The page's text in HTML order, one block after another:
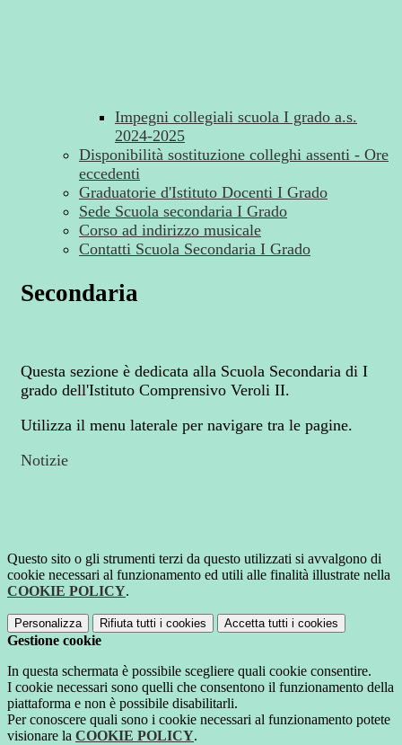
Impegni collegiali scuola I grado a.s.
2024-2025
Disponibilità sostituzione colleghi assenti - Ore
eccedenti
Graduatorie d'Istituto Docenti I Grado
Sede Scuola secondaria I Grado
Corso ad indirizzo musicale
Contatti Scuola Secondaria I Grado
Secondaria
Questa sezione è dedicata alla Scuola Secondaria di I
grado dell'Istituto Comprensivo Veroli II.
Utilizza il menu laterale per navigare tra le pagine.
Notizie
Questo sito o gli strumenti terzi da questo utilizzati si avvalgono di
cookie necessari al funzionamento ed utili alle finalità illustrate nella
COOKIE POLICY.
Personalizza Rifiuta tutti i cookies Accetta tutti i cookies
Gestione cookie
In questa schermata è possibile scegliere quali cookie consentire.
I cookie necessari sono quelli che consentono il funzionamento della
piattaforma e non è possibile disabilitarli.
Per conoscere quali sono i cookie necessari al funzionamento potete
visionare la COOKIE POLICY.